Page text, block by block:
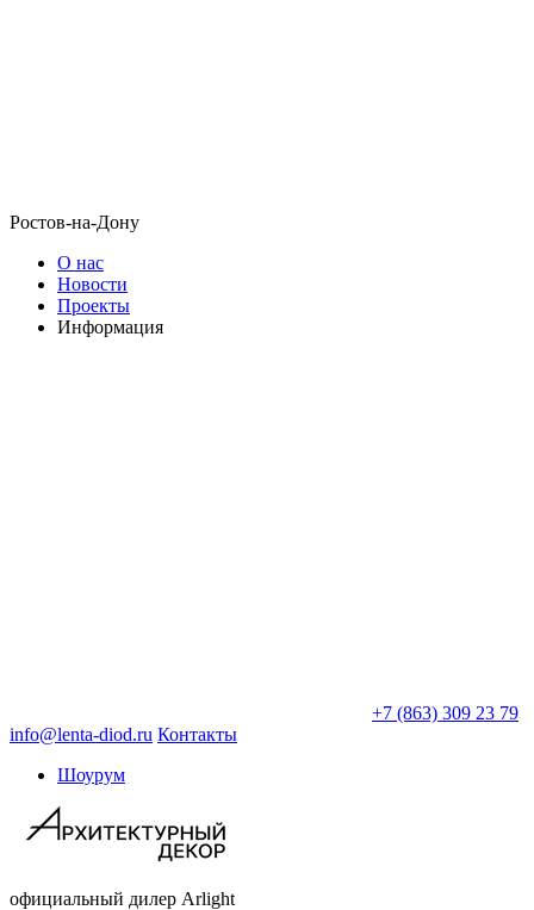
Ростов-на-Дону
О нас
Новости
Проекты
Информация
+7 (863) 309 23 79
info@lenta-diod.ru Контакты
Шоурум
официальный дилер Arlight